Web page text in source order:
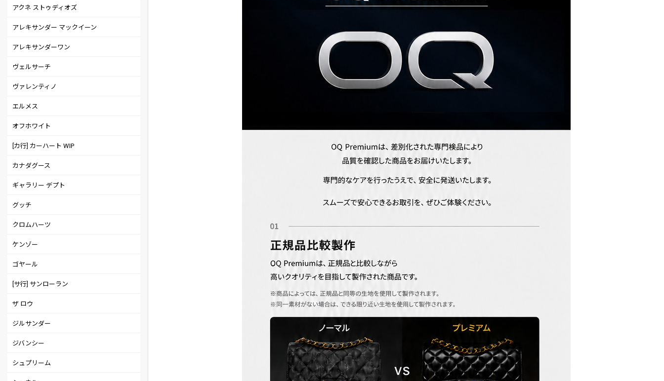
アクネ ストゥディオズ
アレキサンダー マックイーン
アレキサンダーワン
ヴェルサーチ
ヴァレンティノ
エルメス
オフホワイト
[カ行] カーハート WIP
カナダグース
ギャラリー デプト
グッチ
クロムハーツ
ケンゾー
ゴヤール
[サ行] サンローラン
ザ ロウ
ジルサンダー
ジバンシー
シュプリーム